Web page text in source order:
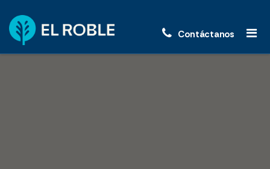
Contáctanos